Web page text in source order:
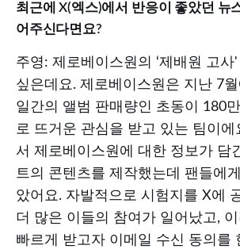
최근에 X(엑스)에서 반응이 좋았던 뉴
어주신다면요?
주영: 제로베이스원의 ‘제배원 고
싶은데요. 제로베이스원은 지난 7
일간의 앨범 판매량인 초동이 180
로 뜨거운 관심을 받고 있는 팀이에
서 제로베이스원에 대한 정보가 담
트의 콘텐츠를 제작했는데 팬들에
았어요. 자발적으로 시험지를 X에
더 많은 이들의 참여가 일어났고,
빠르게 받고자 이메일 수신 동의를